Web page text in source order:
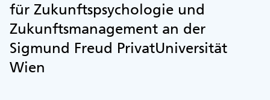
für Zukunftspsychologie und
Zukunftsmanagement an der
Sigmund Freud PrivatUniversität
Wien